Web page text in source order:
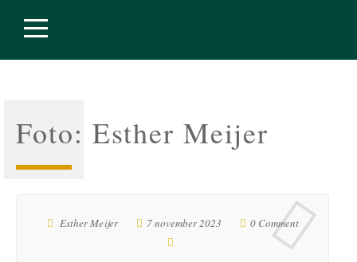
Foto: Esther Meijer
Esther Meijer 7 november 2023 0 Comment